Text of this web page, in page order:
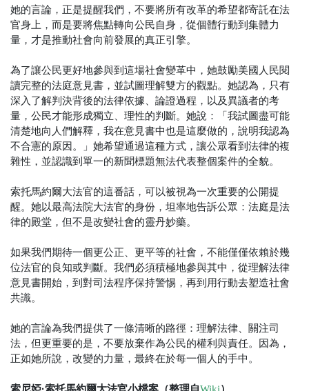
她的言論，正是提醒我們，不要將所有改革的希望都寄託在法
官身上，而是要將焦點轉向公民自身，從個體行動到集體力
量，才是推動社會向前發展的真正引擎。
為了讓公民更好地參與到這場社會變革中，她鼓勵美國人民閱
讀完整的法庭意見書，並試圖理解雙方的觀點。她認為，只有
深入了解判決背後的法律依據、論證過程，以及異議者的考
量，公民才能形成獨立、理性的判斷。她說：「我試圖盡可能
清楚地向人們解釋，我在意見書中也是這麼做的，說明我認為
不合憲的原因。」她希望通過這種方式，讓公眾看到法律的複
雜性，並認識到單一的新聞標題無法代表整個案件的全貌。
索托馬約爾大法官的這番話，可以被視為一次重要的公開提
醒。她以最高法院大法官的身份，坦率地告訴公眾：法庭是法
律的殿堂，但不是改變社會的靈丹妙藥。
如果我們期待一個更公正、更平等的社會，不能僅僅依賴於幾
位法官的良知或判斷。我們必須積極地參與其中，從理解法律
意見書開始，到對司法程序保持警惕，再到用行動去塑造社會
共識。
她的言論為我們提供了一條清晰的路徑：理解法律、關注司
法，但更重要的是，不要放棄作為公民的權利與責任。因為，
正如她所說，改變的力量，最終在於每一個人的手中。